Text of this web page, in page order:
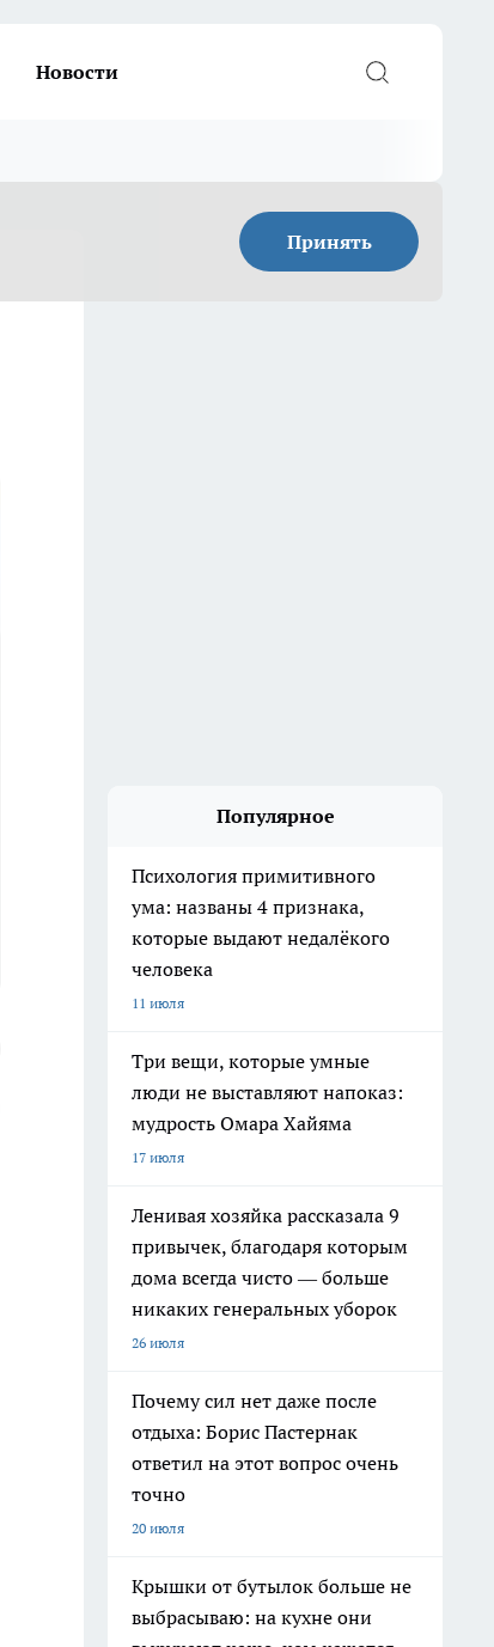
Новости
Принять
Популярное
Психология примитивного
ума: названы 4 признака,
которые выдают недалёкого
человека
11 июля
Три вещи, которые умные
люди не выставляют напоказ:
мудрость Омара Хайяма
17 июля
Ленивая хозяйка рассказала 9
привычек, благодаря которым
дома всегда чисто — больше
никаких генеральных уборок
26 июля
Почему сил нет даже после
отдыха: Борис Пастернак
ответил на этот вопрос очень
точно
20 июля
Крышки от бутылок больше не
выбрасываю: на кухне они